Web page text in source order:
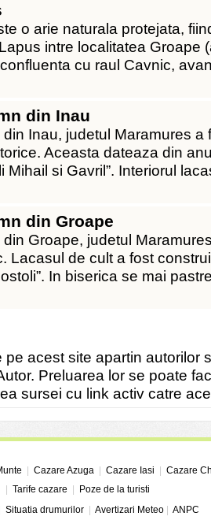
o arie naturala protejata,
intre localitatea Groape
cu raul Cavnic,
din Inau
Inau, judetul Maramures a
Aceasta dateaza din
Mihail si Gavril”. Interiorul
din Groape
Groape, judetul
Lacasul de cult a fost
In biserica se mai
pe acest site apartin autorilor
Preluarea lor se poate
sursei cu link activ catre
Cazare Azuga Cazare Iasi
Cazare
Tarife cazare
Poze de la turisti
Situatia drumurilor Avertizari Meteo ANPC